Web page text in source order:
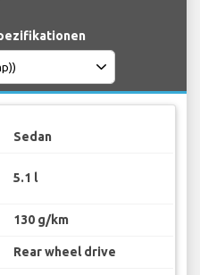
Sedan
5.1 l
130 g/km
Rear wheel drive